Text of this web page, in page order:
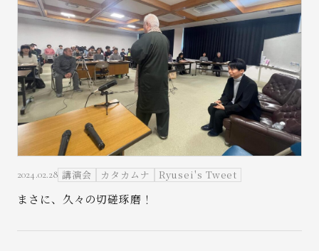
2024.02.28 講演会 カタカムナ Ryusei's Tweet
まさに、久々の切磋琢磨！